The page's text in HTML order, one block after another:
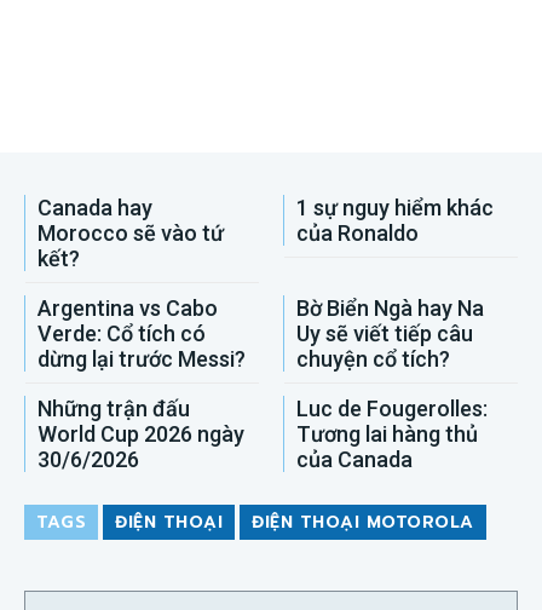
Canada hay
Morocco sẽ vào tứ
kết?
1 sự nguy hiểm khác
của Ronaldo
Argentina vs Cabo
Verde: Cổ tích có
dừng lại trước Messi?
Bờ Biển Ngà hay Na
Uy sẽ viết tiếp câu
chuyện cổ tích?
Những trận đấu
World Cup 2026 ngày
30/6/2026
Luc de Fougerolles:
Tương lai hàng thủ
của Canada
TAGS ĐIỆN THOẠI ĐIỆN THOẠI MOTOROLA